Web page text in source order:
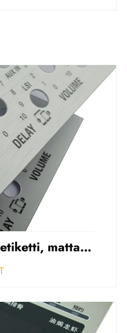
Kiiltävä muovikalvotarran etiketti, mattapintainen etupaneelin tarran etiketti, korostettu polycarbonaattipäällys